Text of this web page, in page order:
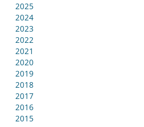
2025
2024
2023
2022
2021
2020
2019
2018
2017
2016
2015